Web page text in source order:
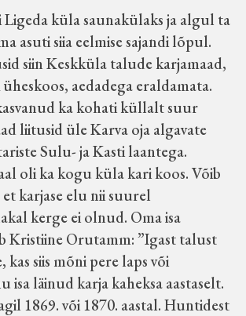
küla saunakülaks ja algul ta
asuti siia eelmise sajandi lõpul.
siin Keskküla talude karjamaad,
aedadega eraldamata.
ka kohati küllalt suur
liitusid üle Karva oja algavate
Sulu- ja Kasti laantega.
oli ka kogu küla kari koos. Võib
karjase elu nii suurel
kerge ei olnud. Oma isa
Kristiine Orutamm: ”Igast talust
kas siis mõni pere laps või
isa läinud karja kaheksa aastaselt.
1869. või 1870. aastal. Huntidest